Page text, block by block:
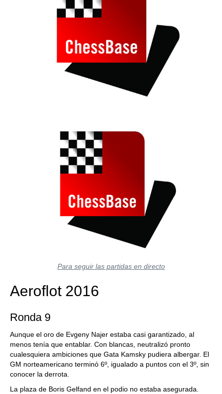
Para seguir las partidas en directo
Aeroflot 2016
Ronda 9
Aunque el oro de Evgeny Najer estaba casi garantizado, al
menos tenía que entablar. Con blancas, neutralizó pronto
cualesquiera ambiciones que Gata Kamsky pudiera albergar. El
GM norteamericano terminó 6º, igualado a puntos con el 3º, sin
conocer la derrota.
La plaza de Boris Gelfand en el podio no estaba asegurada.